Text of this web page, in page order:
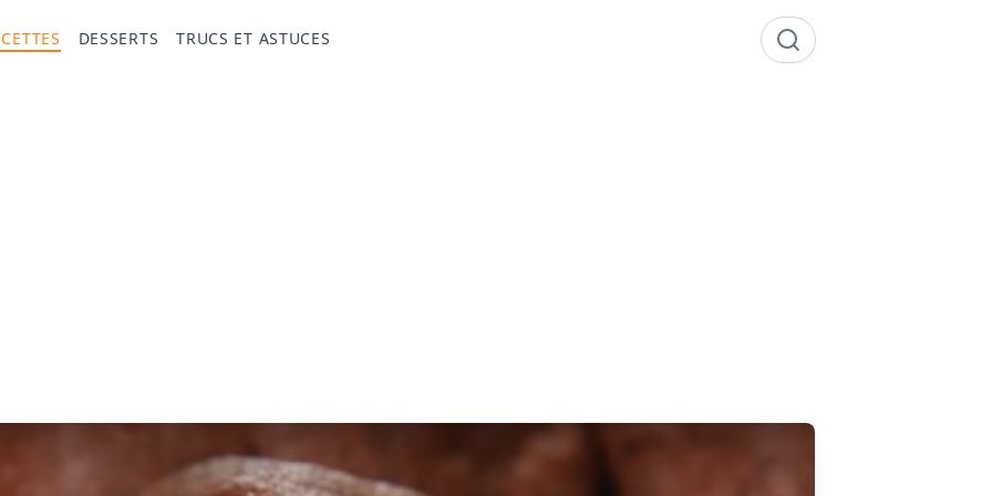
DESSERTS TRUCS ET ASTUCES